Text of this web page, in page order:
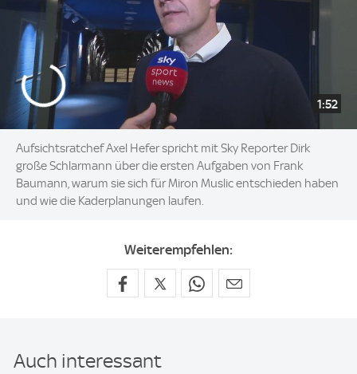
1:52
Aufsichtsratchef Axel Hefer spricht mit Sky Reporter Dirk
große Schlarmann über die ersten Aufgaben von Frank
Baumann, warum sie sich für Miron Muslic entschieden haben
und wie die Kaderplanungen laufen.
Weiterempfehlen:
Auch interessant